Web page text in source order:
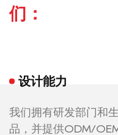
们：
设计能力
我们拥有研发部门和
品，并提供ODM/